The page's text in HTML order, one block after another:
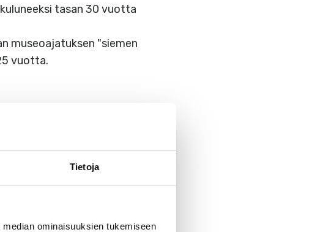
Tietoja
ominaisuuksien tukemiseen
tasan 30 vuotta
museoajatuksen "siemen
vuotta.